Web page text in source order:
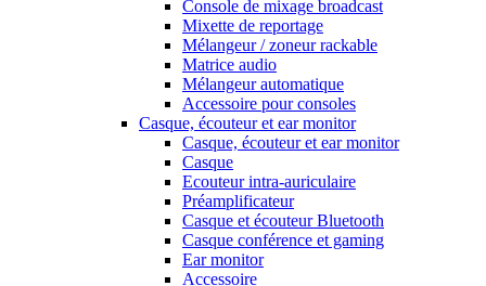
Console de mixage broadcast
Mixette de reportage
Mélangeur / zoneur rackable
Matrice audio
Mélangeur automatique
Accessoire pour consoles
Casque, écouteur et ear monitor
Casque, écouteur et ear monitor
Casque
Ecouteur intra-auriculaire
Préamplificateur
Casque et écouteur Bluetooth
Casque conférence et gaming
Ear monitor
Accessoire